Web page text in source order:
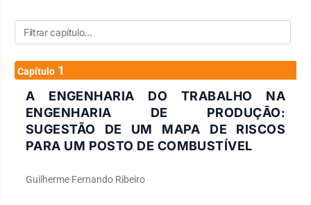
Capítulo 1
A ENGENHARIA DO TRABALHO NA
ENGENHARIA DE PRODUÇÃO:
SUGESTÃO DE UM MAPA DE RISCOS
PARA UM POSTO DE COMBUSTÍVEL
Guilherme Fernando Ribeiro